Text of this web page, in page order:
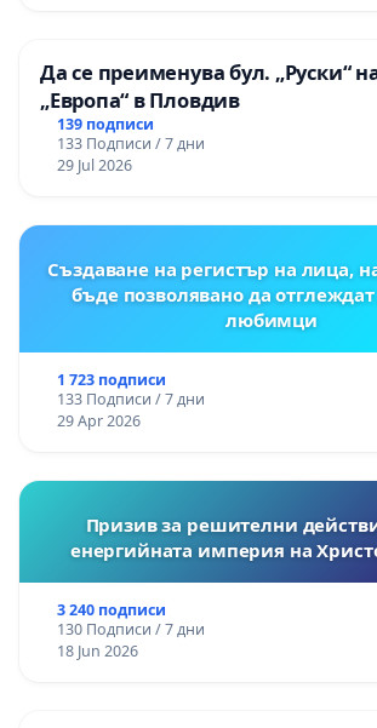
Да се преименува бул. „Руски“
„Европа“ в Пловдив
139 подписи
133 Подписи / 7 дни
29 Jul 2026
Създаване на регистър на лица,
бъде позволявано да
любимци
1 723 подписи
133 Подписи / 7 дни
29 Apr 2026
Призив за решителни
енергийната империя на
3 240 подписи
130 Подписи / 7 дни
18 Jun 2026